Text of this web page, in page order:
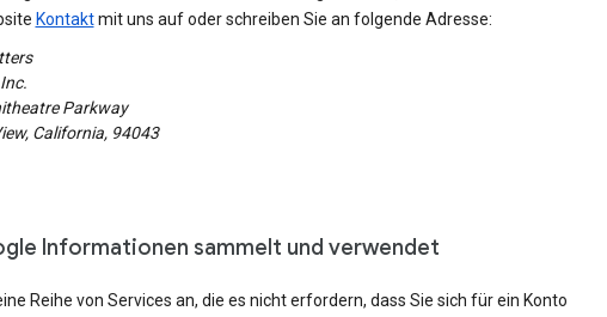
Kontaktmit uns auf oder schreiben Sie an folgende Adresse:
Parkway
California, 94043
Informationen sammelt und verwendet
Reihe von Services an, die es nicht erfordern, dass Sie sich für ein Konto